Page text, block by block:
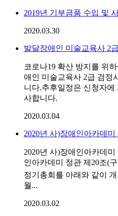
2019년 기부금품 수입 및
2020.03.30
발달장애인 미술교육사 2
코로나19 확산 방지를 위
애인 미술교육사 2급 검정
니다.추후일정은 신청자
사합니다.
2020.03.04
2020년 사)장애인아카데
2020년 사)장애인아카데
인아카데미 정관 제20조(
정기총회를 아래와 같이
월...
2020.03.02